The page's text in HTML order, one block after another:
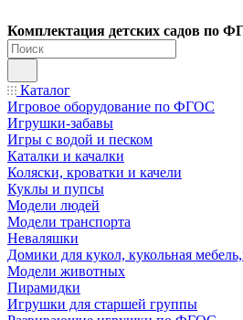
Комплектация детских садов по
Каталог
Игровое оборудование по ФГОС
Игрушки-забавы
Игры с водой и песком
Каталки и качалки
Коляски, кроватки и качели
Куклы и пупсы
Модели людей
Модели транспорта
Неваляшки
Домики для кукол, кукольная
Модели животных
Пирамидки
Игрушки для старшей группы